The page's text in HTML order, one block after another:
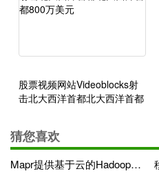
股票视频网站Videoblocks射
击北大西洋首都北大西洋首都
猜您喜欢
Mapr提供基于云的Hadoop与Microsoft Azure